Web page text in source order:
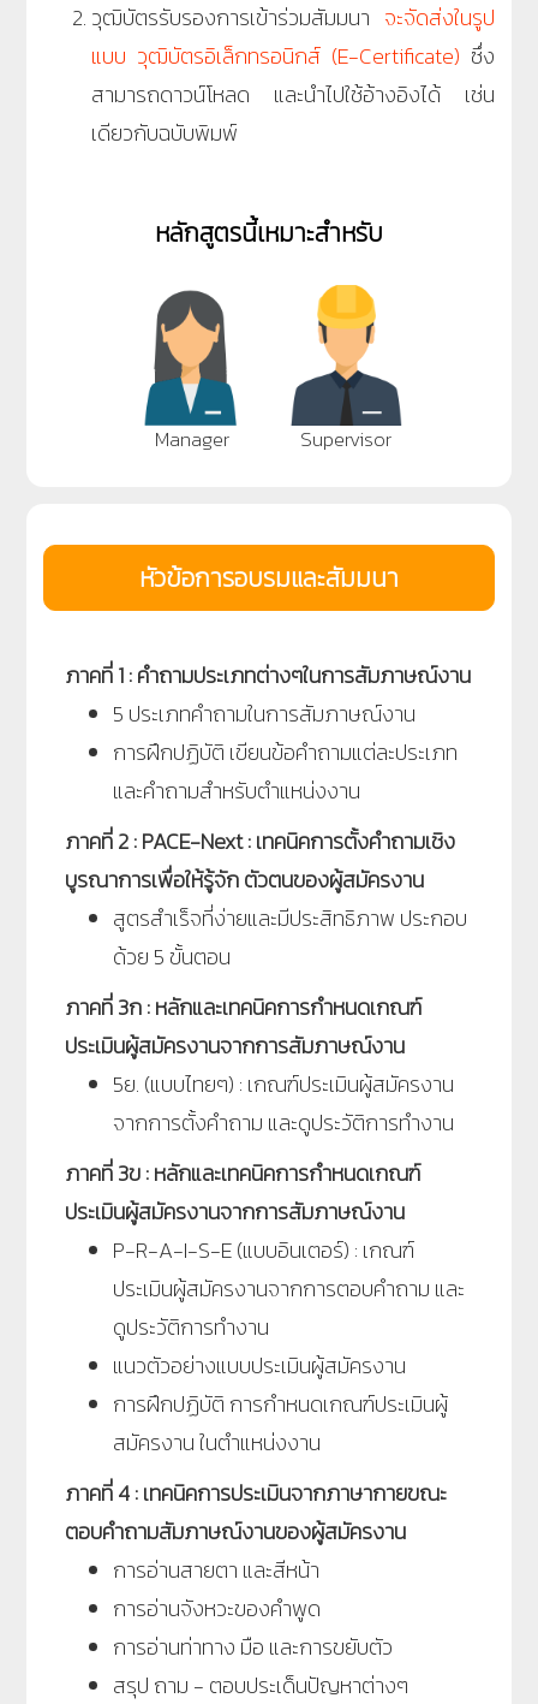
วุฒิบัตรรับรองการเข้าร่วมสัมมนา จะจัดส่งในรูป
แบบ วุฒิบัตรอิเล็กทรอนิกส์ (E-Certificate) ซึ่ง
สามารถดาวน์โหลด และนำไปใช้อ้างอิงได้ เช่น
เดียวกับฉบับพิมพ์
หลักสูตรนี้เหมาะสำหรับ
Manager Supervisor
หัวข้อการอบรมและสัมมนา
ภาคที่ 1 : คำถามประเภทต่างๆในการสัมภาษณ์งาน
5 ประเภทคำถามในการสัมภาษณ์งาน
การฝึกปฏิบัติ เขียนข้อคำถามแต่ละประเภท
และคำถามสำหรับตำแหน่งงาน
ภาคที่ 2 : PACE-Next : เทคนิคการตั้งคำถามเชิง
บูรณาการเพื่อให้รู้จัก ตัวตนของผู้สมัครงาน
สูตรสำเร็จที่ง่ายและมีประสิทธิภาพ ประกอบ
ด้วย 5 ขั้นตอน
ภาคที่ 3ก : หลักและเทคนิคการกำหนดเกณฑ์
ประเมินผู้สมัครงานจากการสัมภาษณ์งาน
5ย. (แบบไทยๆ) : เกณฑ์ประเมินผู้สมัครงาน
จากการตั้งคำถาม และดูประวัติการทำงาน
ภาคที่ 3ข : หลักและเทคนิคการกำหนดเกณฑ์
ประเมินผู้สมัครงานจากการสัมภาษณ์งาน
P-R-A-I-S-E (แบบอินเตอร์) : เกณฑ์
ประเมินผู้สมัครงานจากการตอบคำถาม และ
ดูประวัติการทำงาน
แนวตัวอย่างแบบประเมินผู้สมัครงาน
การฝึกปฏิบัติ การกำหนดเกณฑ์ประเมินผู้
สมัครงาน ในตำแหน่งงาน
ภาคที่ 4 : เทคนิคการประเมินจากภาษากายขณะ
ตอบคำถามสัมภาษณ์งานของผู้สมัครงาน
การอ่านสายตา และสีหน้า
การอ่านจังหวะของคำพูด
การอ่านท่าทาง มือ และการขยับตัว
สรุป ถาม - ตอบประเด็นปัญหาต่างๆ